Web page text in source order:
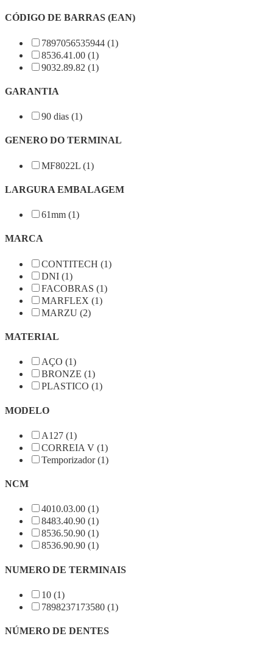
CÓDIGO DE BARRAS (EAN)
7897056535944 (1)
8536.41.00 (1)
9032.89.82 (1)
GARANTIA
90 dias (1)
GENERO DO TERMINAL
MF8022L (1)
LARGURA EMBALAGEM
61mm (1)
MARCA
CONTITECH (1)
DNI (1)
FACOBRAS (1)
MARFLEX (1)
MARZU (2)
MATERIAL
AÇO (1)
BRONZE (1)
PLASTICO (1)
MODELO
A127 (1)
CORREIA V (1)
Temporizador (1)
NCM
4010.03.00 (1)
8483.40.90 (1)
8536.50.90 (1)
8536.90.90 (1)
NUMERO DE TERMINAIS
10 (1)
7898237173580 (1)
NÚMERO DE DENTES